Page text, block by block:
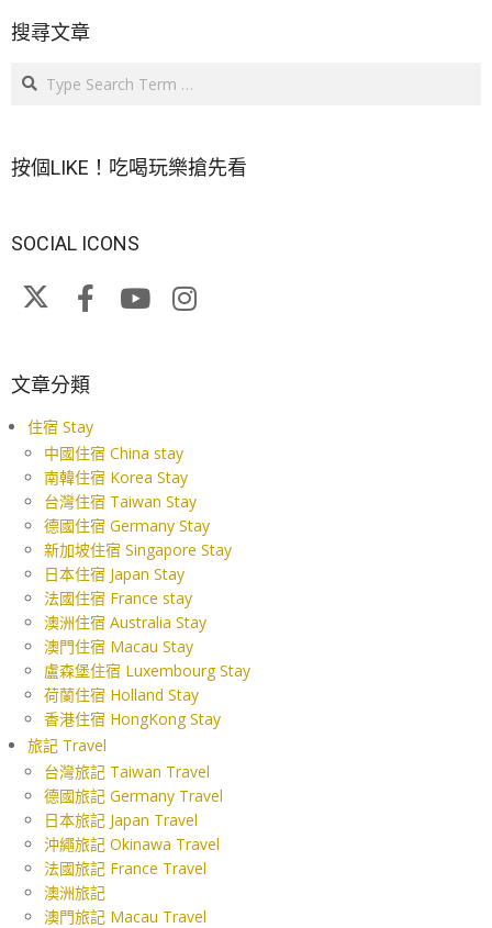
搜尋文章
Search
按個LIKE！吃喝玩樂搶先看
SOCIAL ICONS
文章分類
住宿 Stay
中國住宿 China stay
南韓住宿 Korea Stay
台灣住宿 Taiwan Stay
德國住宿 Germany Stay
新加坡住宿 Singapore Stay
日本住宿 Japan Stay
法國住宿 France stay
澳洲住宿 Australia Stay
澳門住宿 Macau Stay
盧森堡住宿 Luxembourg Stay
荷蘭住宿 Holland Stay
香港住宿 HongKong Stay
旅記 Travel
台灣旅記 Taiwan Travel
德國旅記 Germany Travel
日本旅記 Japan Travel
沖繩旅記 Okinawa Travel
法國旅記 France Travel
澳洲旅記
澳門旅記 Macau Travel